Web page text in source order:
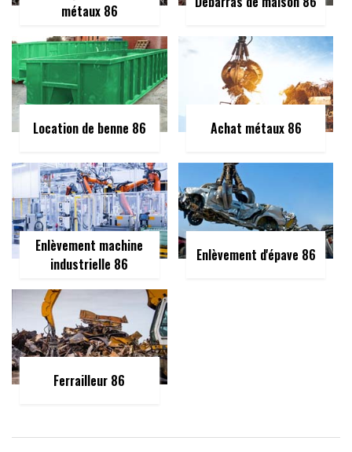
métaux 86
Location de benne 86 Achat métaux 86
Enlèvement machine
industrielle 86
Enlèvement d'épave 86
Ferrailleur 86